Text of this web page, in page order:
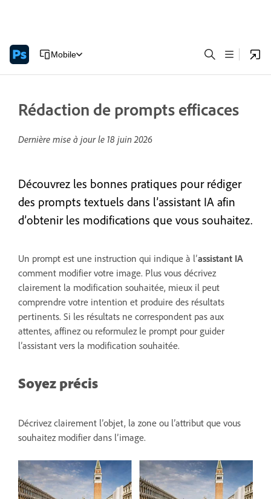
Mobile
Rédaction de prompts efficaces
Dernière mise à jour le 18 juin 2026
Découvrez les bonnes pratiques pour rédiger
des prompts textuels dans l’assistant IA afin
d’obtenir les modifications que vous souhaitez.
Un prompt est une instruction qui indique à l’assistant IA
comment modifier votre image. Plus vous décrivez
clairement la modification souhaitée, mieux il peut
comprendre votre intention et produire des résultats
pertinents. Si les résultats ne correspondent pas aux
attentes, affinez ou reformulez le prompt pour guider
l’assistant vers la modification souhaitée.
Soyez précis
Décrivez clairement l’objet, la zone ou l’attribut que vous
souhaitez modifier dans l’image.